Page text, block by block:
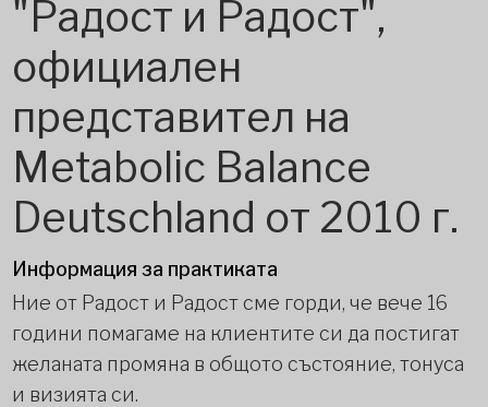
"Радост и Радост",
официален
представител на
Metabolic Balance
Deutschland от 2010 г.
Информация за практиката
Ние от Радост и Радост сме горди, че вече 16
години помагаме на клиентите си да постигат
желаната промяна в общото състояние, тонуса
и визията си.